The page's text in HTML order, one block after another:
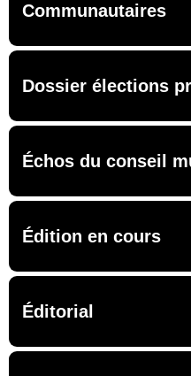
Communautaires
Dossier élections
Échos du conseil
Édition en cours
Éditorial